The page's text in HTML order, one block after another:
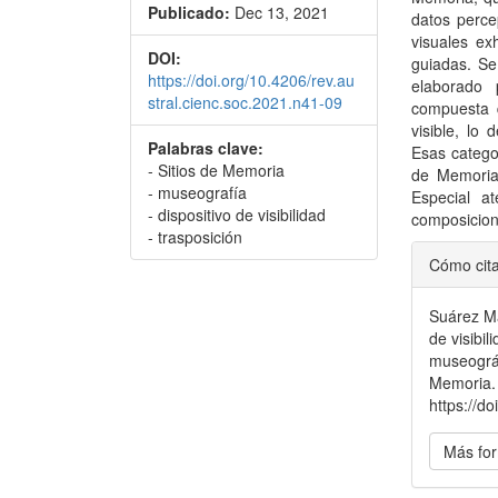
Publicado: Dec 13, 2021
DOI:
https://doi.org/10.4206/rev.au
stral.cienc.soc.2021.n41-09
Palabras clave:
- Sitios de Memoria
- museografía
- dispositivo de visibilidad
- trasposición
datos
visuales
guiadas.
visible, lo
Esas
de
Especial
del
Cómo
Suárez
de
https://
Más